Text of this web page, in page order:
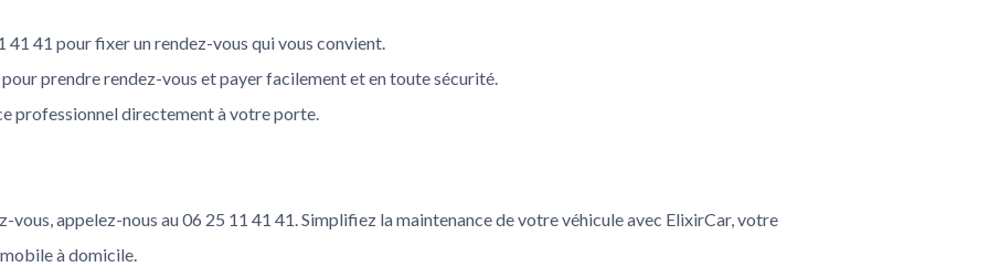
41 41 pour fixer un rendez-vous qui vous convient.
pour prendre rendez-vous et payer facilement et en toute sécurité.
professionnel directement à votre porte.
vous, appelez-nous au 06 25 11 41 41. Simplifiez la maintenance de votre véhicule avec ElixirCar, votre
à domicile.